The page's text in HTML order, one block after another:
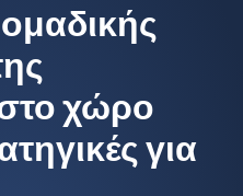
χώρο
για